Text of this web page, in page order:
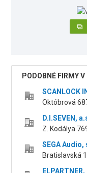
PODOBNÉ FIRMY V
SCANLOCK
Októbrová
D.I.SEVEN,
Z. Kodálya
SEGA Audio,
Bratislavská